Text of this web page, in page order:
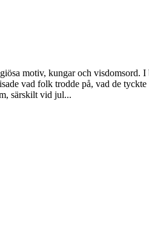
motiv, kungar och visdomsord.
vad folk trodde på, vad de
särskilt vid jul...